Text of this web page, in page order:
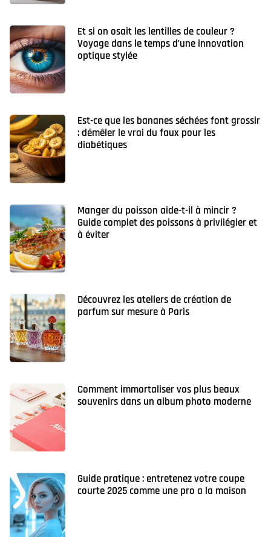
Et si on osait les lentilles de couleur ?
Voyage dans le temps d’une innovation
optique stylée
Est-ce que les bananes séchées font grossir
: démêler le vrai du faux pour les
diabétiques
Manger du poisson aide-t-il à mincir ?
Guide complet des poissons à privilégier et
à éviter
Découvrez les ateliers de création de
parfum sur mesure à Paris
Comment immortaliser vos plus beaux
souvenirs dans un album photo moderne
Guide pratique : entretenez votre coupe
courte 2025 comme une pro a la maison